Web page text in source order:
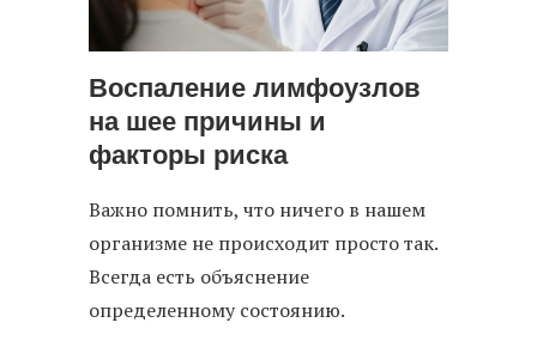
Воспаление лимфоузлов
на шее причины и
факторы риска
Важно помнить, что ничего в нашем
организме не происходит просто так.
Всегда есть объяснение
определенному состоянию.